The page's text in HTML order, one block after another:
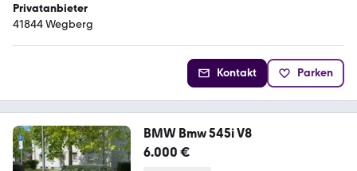
Privatanbieter
41844 Wegberg
Kontakt Parken
BMW Bmw 545i V8
6.000 €